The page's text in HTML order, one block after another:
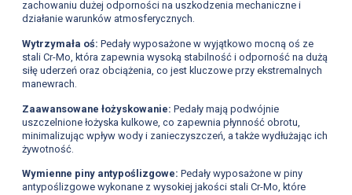
zachowaniu dużej odporności na uszkodzenia mechaniczne i
działanie warunków atmosferycznych.
Wytrzymała oś: Pedały wyposażone w wyjątkowo mocną oś ze
stali Cr-Mo, która zapewnia wysoką stabilność i odporność na dużą
siłę uderzeń oraz obciążenia, co jest kluczowe przy ekstremalnych
manewrach.
Zaawansowane łożyskowanie: Pedały mają podwójnie
uszczelnione łożyska kulkowe, co zapewnia płynność obrotu,
minimalizując wpływ wody i zanieczyszczeń, a także wydłużając ich
żywotność.
Wymienne piny antypoślizgowe: Pedały wyposażone w piny
antypoślizgowe wykonane z wysokiej jakości stali Cr-Mo, które